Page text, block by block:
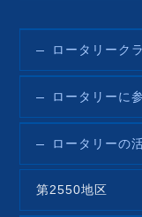
ロータリーク
ロータリーに
ロータリーの
第2550地区